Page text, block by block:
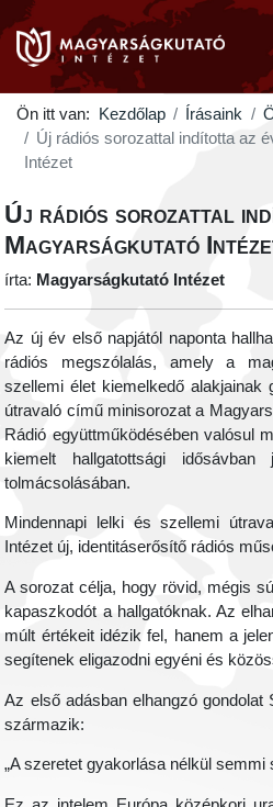
Ön itt van: Kezdőlap Írásaink
Új rádiós sorozattal indította az
Intézet
Új rádiós sorozattal
Magyarságkutató
írta: Magyarságkutató Intézet
Az új év első napjától naponta
rádiós megszólalás, amely a
szellemi élet kiemelkedő alakjainak
útravaló című minisorozat a
Rádió együttműködésében valósul
kiemelt hallgatottsági
tolmácsolásában.
Mindennapi lelki és szellemi
Intézet új, identitáserősítő rádiós
A sorozat célja, hogy rövid, mégis
kapaszkodót a hallgatóknak. Az
múlt értékeit idézik fel, hanem a
segítenek eligazodni egyéni és
Az első adásban elhangzó gondolat
származik:
„A szeretet gyakorlása nélkül semmi